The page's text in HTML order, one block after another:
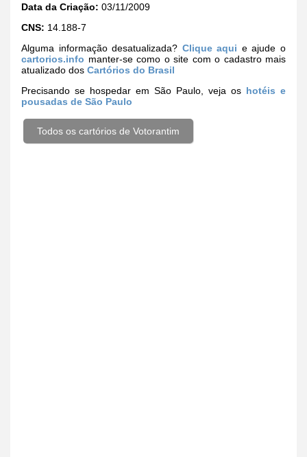
Data da Criação: 03/11/2009
CNS: 14.188-7
Alguma informação desatualizada? Clique aqui e ajude o
cartorios.info manter-se como o site com o cadastro mais
atualizado dos Cartórios do Brasil
Precisando se hospedar em São Paulo, veja os hotéis e
pousadas de São Paulo
Todos os cartórios de Votorantim